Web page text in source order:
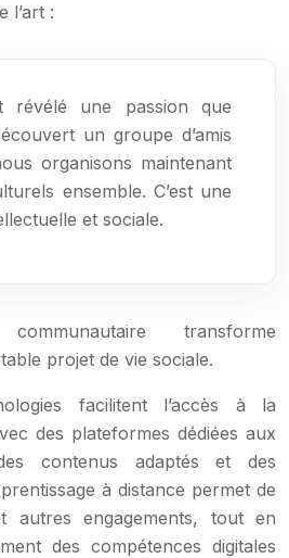
l’art :
révélé une passion que
un groupe d’amis
organisons maintenant
ensemble. C’est une
et sociale.
transforme
projet de vie sociale.
facilitent l’accès à la
des plateformes dédiées aux
contenus adaptés et des
à distance permet de
autres engagements, tout en
des compétences digitales